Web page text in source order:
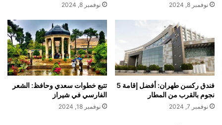
نوفمبر 8, 2024 نوفمبر 8, 2024
فندق ركسن طهران: أفضل إقامة 5
نجوم بالقرب من المطار
نوفمبر 7, 2024
تتبع خطوات سعدي وحافظ: الشعر
الفارسي في شيراز
نوفمبر 18, 2024